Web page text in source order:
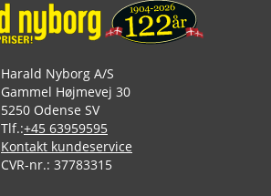
Harald Nyborg A/S
Gammel Højmevej 30
5250 Odense SV
Tlf.:+45 63959595
Kontakt kundeservice
CVR-nr.: 37783315